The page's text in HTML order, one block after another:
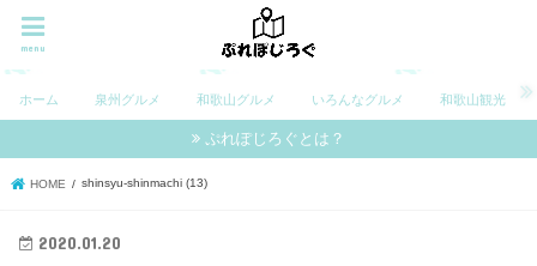
menu
ホーム 泉州グルメ 和歌山グルメ いろんなグルメ 和歌山観光
ぷれぽじろぐとは？
HOME shinsyu-shinmachi (13)
2020.01.20